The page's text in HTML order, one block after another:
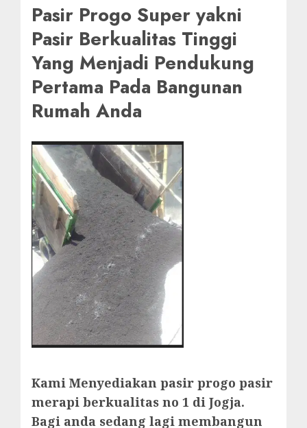
Pasir Progo Super yakni
Pasir Berkualitas Tinggi
Yang Menjadi Pendukung
Pertama Pada Bangunan
Rumah Anda
Kami Menyediakan pasir progo pasir
merapi berkualitas no 1 di Jogja.
Bagi anda sedang lagi membangun